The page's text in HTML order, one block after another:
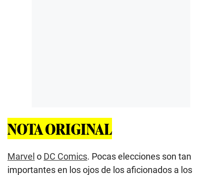
NOTA ORIGINAL
Marvel o DC Comics. Pocas elecciones son tan
importantes en los ojos de los aficionados a los